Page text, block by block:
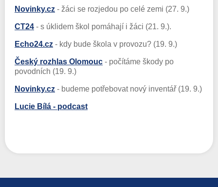
Novinky.cz - žáci se rozjedou po celé zemi (27. 9.)
CT24 - s úklidem škol pomáhají i žáci (21. 9.).
Echo24.cz - kdy bude škola v provozu? (19. 9.)
Český rozhlas Olomouc - počítáme škody po
povodních (19. 9.)
Novinky.cz - budeme potřebovat nový inventář (19. 9.)
Lucie Bílá - podcast